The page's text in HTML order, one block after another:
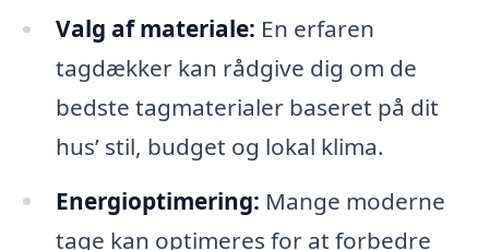
Valg af materiale: En erfaren
tagdækker kan rådgive dig om de
bedste tagmaterialer baseret på dit
hus’ stil, budget og lokal klima.
Energioptimering: Mange moderne
tage kan optimeres for at forbedre